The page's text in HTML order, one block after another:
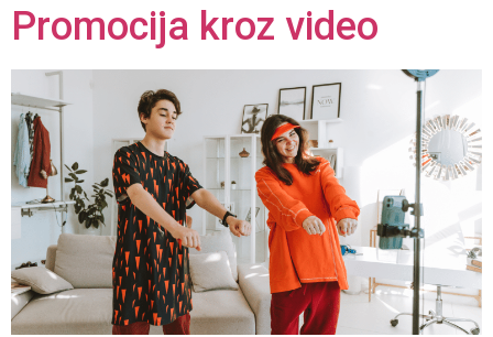
Promocija kroz video